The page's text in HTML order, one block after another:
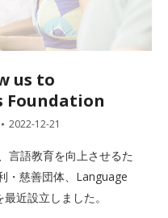
us to
Foundation
2022-12-21
言語教育を向上させるた
・慈善団体、Language
近設立しました。